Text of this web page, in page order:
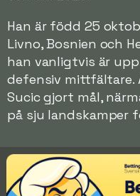
Han är född 25
Livno, Bosnien och
han vanligtvis är
defensiv mittfältare.
Sucic gjort mål,
på sju landskamper